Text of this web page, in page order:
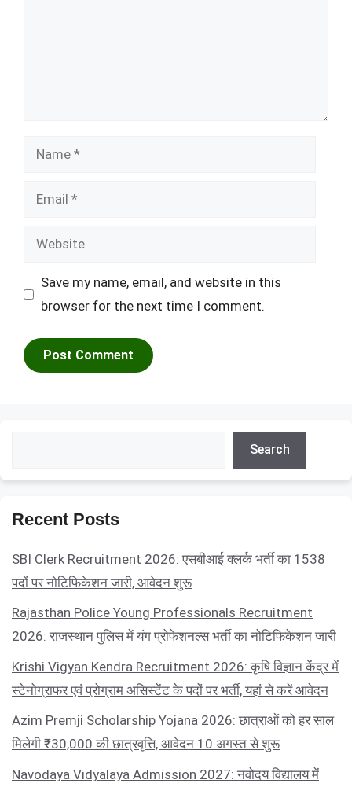
Name
Email
Website
Save my name, email, and website in this
browser for the next time I comment.
Search
Recent Posts
SBI Clerk Recruitment 2026: एसबीआई क्लर्क भर्ती का 1538
पदों पर नोटिफिकेशन जारी, आवेदन शुरू
Rajasthan Police Young Professionals Recruitment
2026: राजस्थान पुलिस में यंग प्रोफेशनल्स भर्ती का नोटिफिकेशन जारी
Krishi Vigyan Kendra Recruitment 2026: कृषि विज्ञान केंद्र में
स्टेनोग्राफर एवं प्रोग्राम असिस्टेंट के पदों पर भर्ती, यहां से करें आवेदन
Azim Premji Scholarship Yojana 2026: छात्राओं को हर साल
मिलेगी ₹30,000 की छात्रवृत्ति, आवेदन 10 अगस्त से शुरू
Navodaya Vidyalaya Admission 2027: नवोदय विद्यालय में